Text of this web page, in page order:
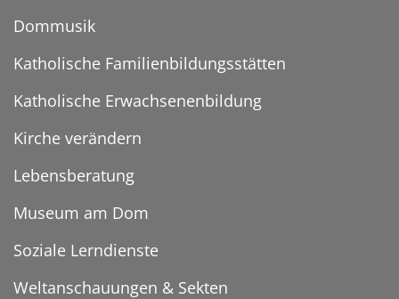
Dommusik
Katholische Familienbildungsstätten
Katholische Erwachsenenbildung
Kirche verändern
Lebensberatung
Museum am Dom
Soziale Lerndienste
Weltanschauungen & Sekten